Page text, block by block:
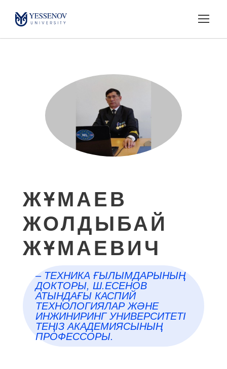
ЖҰМАЕВ
ЖОЛДЫБАЙ
ЖҰМАЕВИЧ
– ТЕХНИКА ҒЫЛЫМДАРЫНЫҢ
ДОКТОРЫ, Ш.ЕСЕНОВ
АТЫНДАҒЫ КАСПИЙ
ТЕХНОЛОГИЯЛАР ЖӘНЕ
ИНЖИНИРИНГ УНИВЕРСИТЕТІ
ТЕҢІЗ АКАДЕМИЯСЫНЫҢ
ПРОФЕССОРЫ.